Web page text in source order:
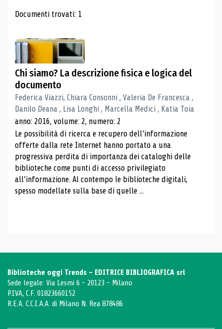
Risultati di ricerca
Documenti trovati: 1
Chi siamo? La descrizione fisica e logica del
documento
Federica Viazzi, Chiara Consonni , Valeria De Francesca ,
Danilo Deana , Lisa Longhi , Marcella Medici , Katia Toia
anno: 2016, volume: 2, numero: 2
Le possibilità di ricerca e recupero dell’informazione
offerte dalla rete Internet hanno portato a una
progressiva perdita di importanza dei cataloghi delle
biblioteche come punti di accesso privilegiato
all’informazione. Al contempo le biblioteche digitali,
spesso modellate sulla base di quelle ...
Biblioteche oggi Trends - EDITRICE BIBLIOGRAFICA srl
Sede legale: Via Lesmi 6 - 20123 - Milano
P.IVA, C.F. 01823660152
R.E.A. C.C.I.A.A. di Milano N. Rea 878486